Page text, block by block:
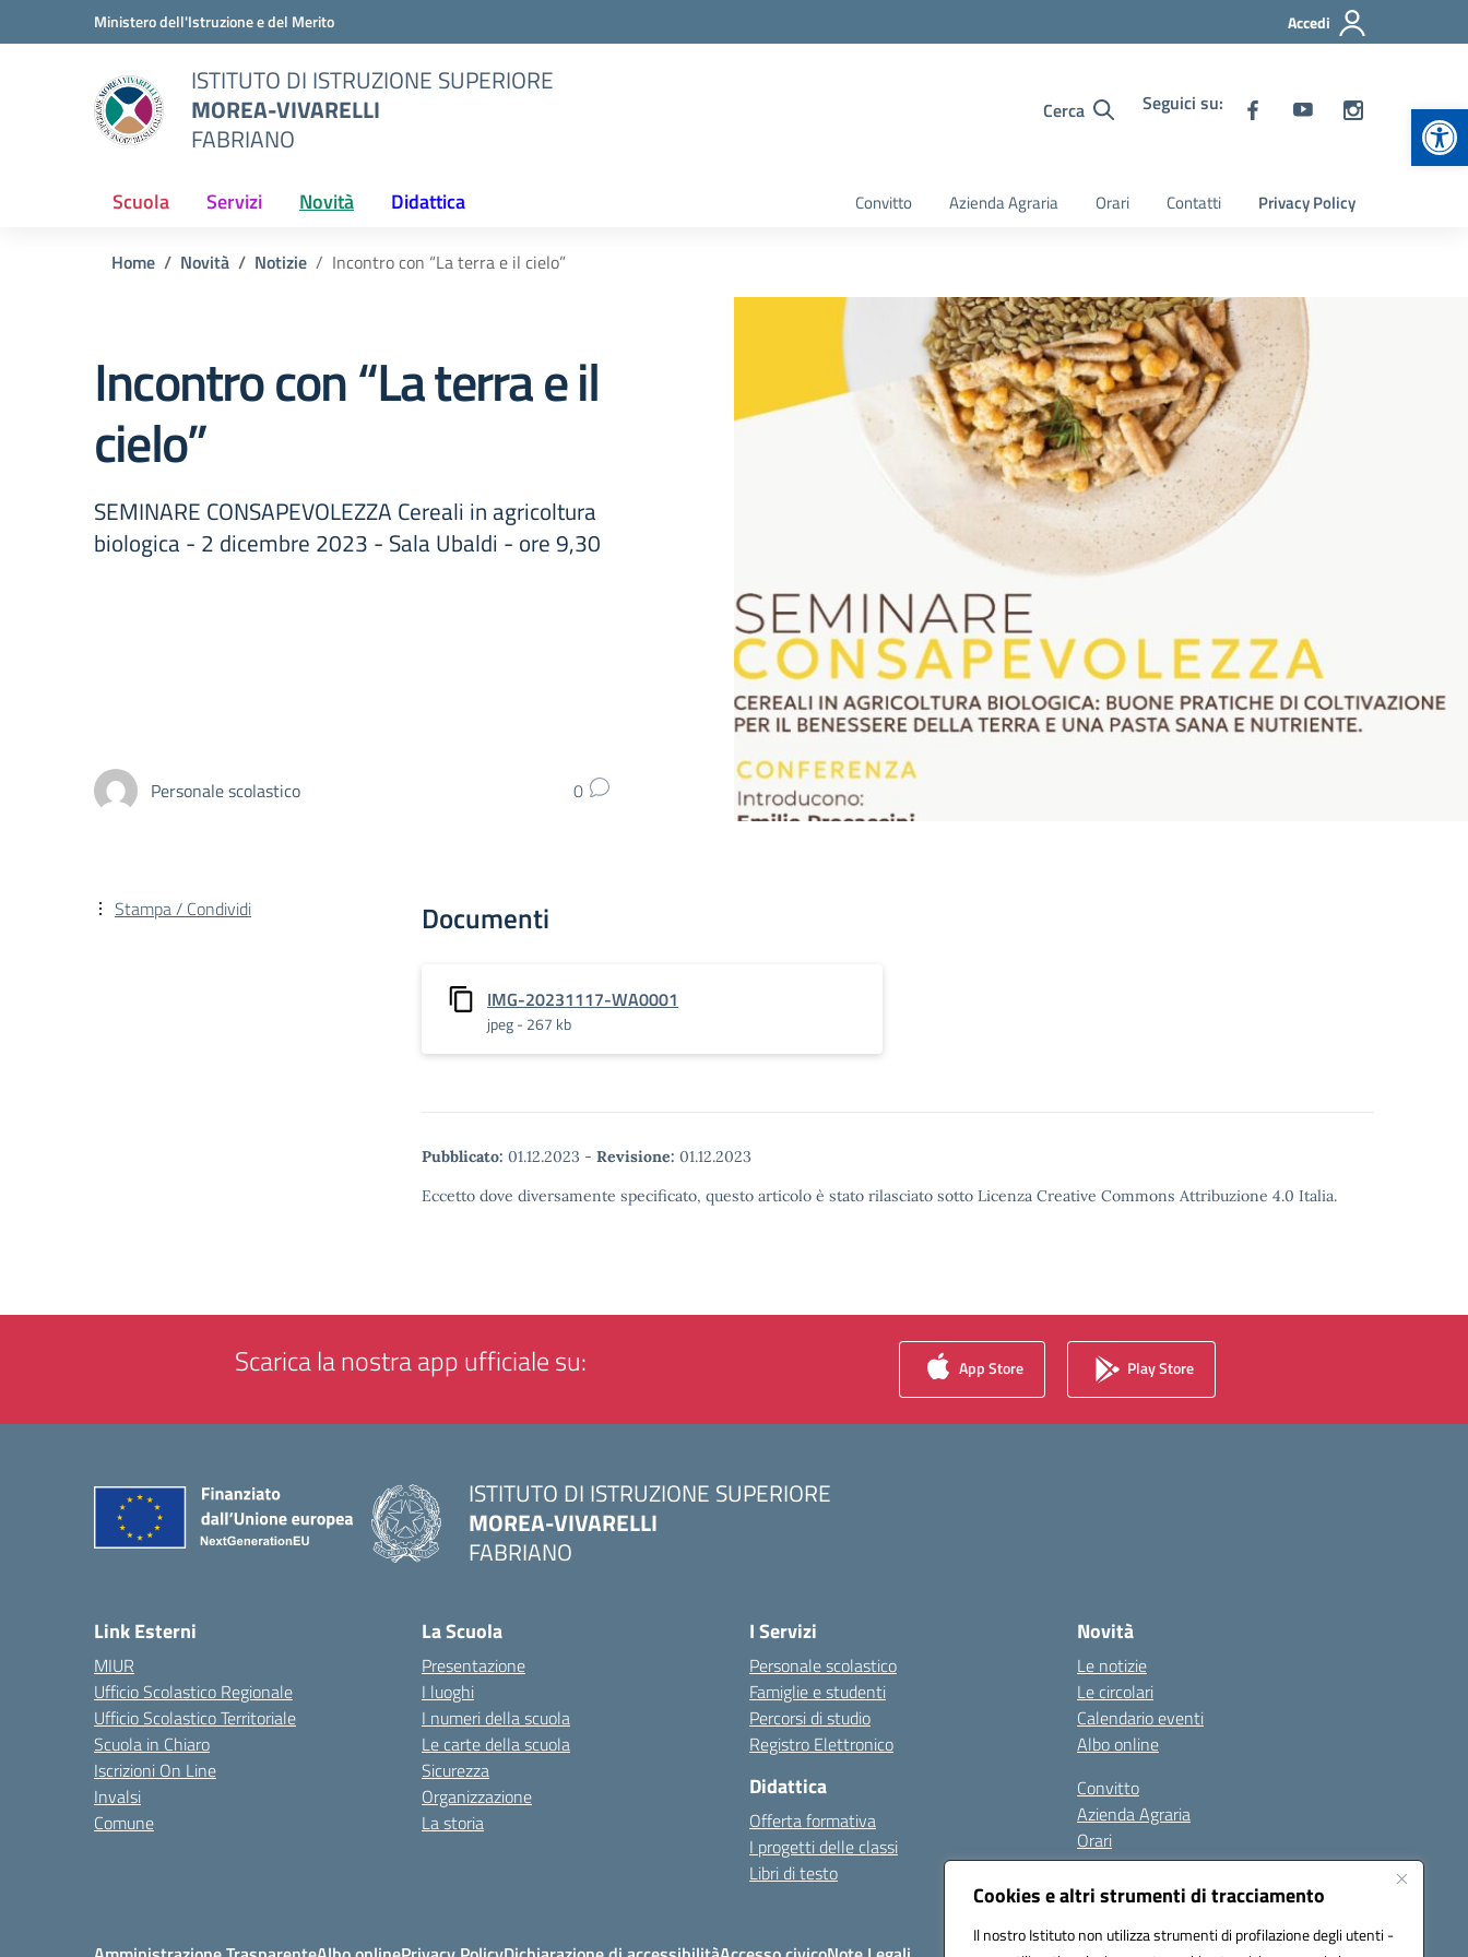
Cookies e altri strumenti di tracciamento
Il nostro Istituto non utilizza strumenti di profilazione degli utenti -
Vai ai contenuti
Vai al menu di navigazioneMinistero dell'Istruzione e del Merito Accedi
ISTITUTO DI ISTRUZIONE SUPERIORE
MOREA-VIVARELLI
FABRIANO
Cerca Seguici su:
Scuola Servizi Novità Didattica Convitto Azienda Agraria Orari Contatti Privacy Policy
Home Novità Notizie Incontro con “La terra e il cielo”
Incontro con “La terra e il
cielo”
SEMINARE CONSAPEVOLEZZA Cereali in agricoltura
biologica - 2 dicembre 2023 - Sala Ubaldi - ore 9,30
Personale scolastico 0
Documenti
IMG-20231117-WA0001
jpeg - 267 kb
Pubblicato: 01.12.2023 - Revisione: 01.12.2023
Eccetto dove diversamente specificato, questo articolo è stato rilasciato sotto Licenza Creative Commons Attribuzione 4.0 Italia.
Stampa / Condividi
Scarica la nostra app ufficiale su: App Store Play Store
ISTITUTO DI ISTRUZIONE SUPERIORE
MOREA-VIVARELLI
FABRIANO
Link Esterni
MIUR
Ufficio Scolastico Regionale
Ufficio Scolastico Territoriale
Scuola in Chiaro
Iscrizioni On Line
Invalsi
Comune
La Scuola
Presentazione
I luoghi
I numeri della scuola
Le carte della scuola
Sicurezza
Organizzazione
La storia
I Servizi
Personale scolastico
Famiglie e studenti
Percorsi di studio
Registro Elettronico
Didattica
Offerta formativa
I progetti delle classi
Libri di testo
Novità
Le notizie
Le circolari
Calendario eventi
Albo online
Convitto
Azienda Agraria
Orari
Contatti
Privacy Policy